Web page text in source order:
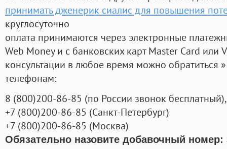
принимать дженерик сиалис для повышения
круглосуточно
оплата принимаются через электронные
Web Money и с банковских карт Master Card или
консультации в любое время можно обратиться
телефонам:
8 (800)200-86-85 (по России звонок бесплатный),
+7 (800)200-86-85 (Санкт-Петербург)
+7 (800)200-86-85 (Москва)
Обязательно назовите добавочный номер: